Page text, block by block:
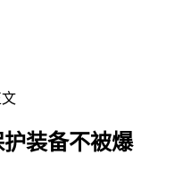
装备不被爆